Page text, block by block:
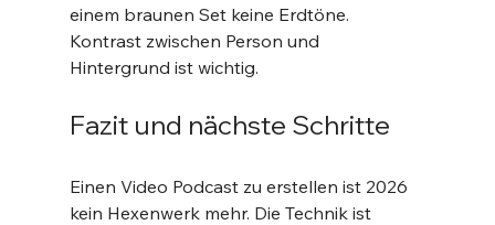
einem braunen Set keine Erdtöne.
Kontrast zwischen Person und
Hintergrund ist wichtig.
Fazit und nächste Schritte
Einen Video Podcast zu erstellen ist 2026
kein Hexenwerk mehr. Die Technik ist